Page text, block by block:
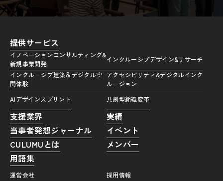
提供サービス
イノベーションコンサルティング&
新規事業開発
インクルーシブデザイン&リサーチ
インクルーシブ建築＆デジタル空
間体験
アクセシビリティ&デジタルインク
ルージョン
AIデザインスプリント
共創型組織変革
支援業界
実績
当事者発想ジャーナル
イベント
CULUMUとは
メンバー
用語集
運営会社 採用情報